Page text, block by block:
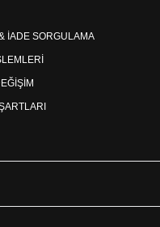
İADE SORGULAMA